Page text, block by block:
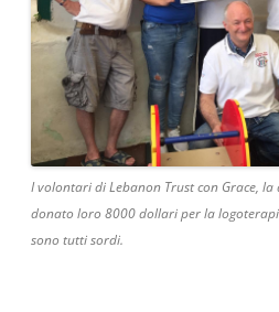
I volontari di Lebanon Trust con Grace, la
donato loro 8000 dollari per la
sono tutti sordi.